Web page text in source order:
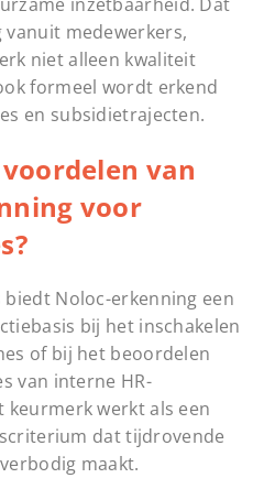
medewerkers,
niet alleen kwaliteit
formeel wordt erkend
en subsidietrajecten.
van
voor
Noloc-erkenning een
bij het inschakelen
of bij het beoordelen
van interne HR-
keurmerk werkt als een
dat tijdrovende
maakt.